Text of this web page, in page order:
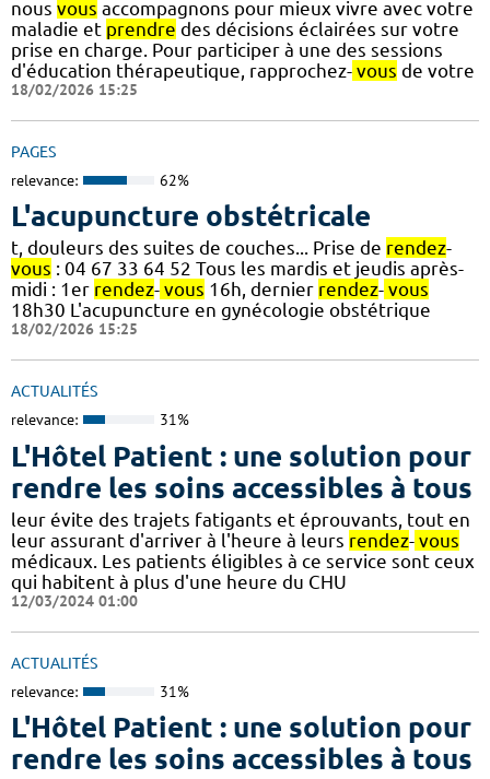
nous vous accompagnons pour mieux vivre avec votre
maladie et prendre des décisions éclairées sur votre
prise en charge. Pour participer à une des sessions
d'éducation thérapeutique, rapprochez- vous de votre
18/02/2026 15:25
PAGES
relevance: 62%
L'acupuncture obstétricale
t, douleurs des suites de couches... Prise de rendez-
vous : 04 67 33 64 52 Tous les mardis et jeudis après-
midi : 1er rendez- vous 16h, dernier rendez- vous
18h30 L'acupuncture en gynécologie obstétrique
18/02/2026 15:25
ACTUALITÉS
relevance: 31%
L'Hôtel Patient : une solution pour
rendre les soins accessibles à tous
leur évite des trajets fatigants et éprouvants, tout en
leur assurant d'arriver à l'heure à leurs rendez- vous
médicaux. Les patients éligibles à ce service sont ceux
qui habitent à plus d'une heure du CHU
12/03/2024 01:00
ACTUALITÉS
relevance: 31%
L'Hôtel Patient : une solution pour
rendre les soins accessibles à tous